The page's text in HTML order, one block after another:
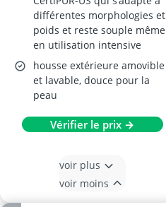
différentes morphologies et
poids et reste souple même
en utilisation intensive
housse extérieure amovible
et lavable, douce pour la
peau
Vérifier le prix →
voir plus
voir moins